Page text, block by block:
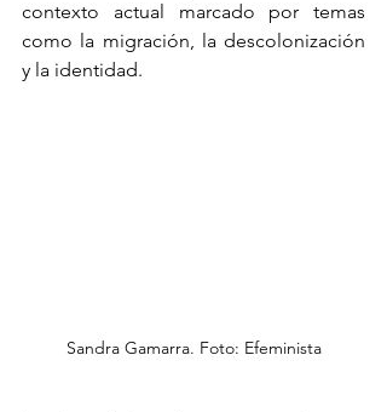
contexto actual marcado por temas
como la migración, la descolonización
y la identidad.
Sandra Gamarra. Foto: Efeminista